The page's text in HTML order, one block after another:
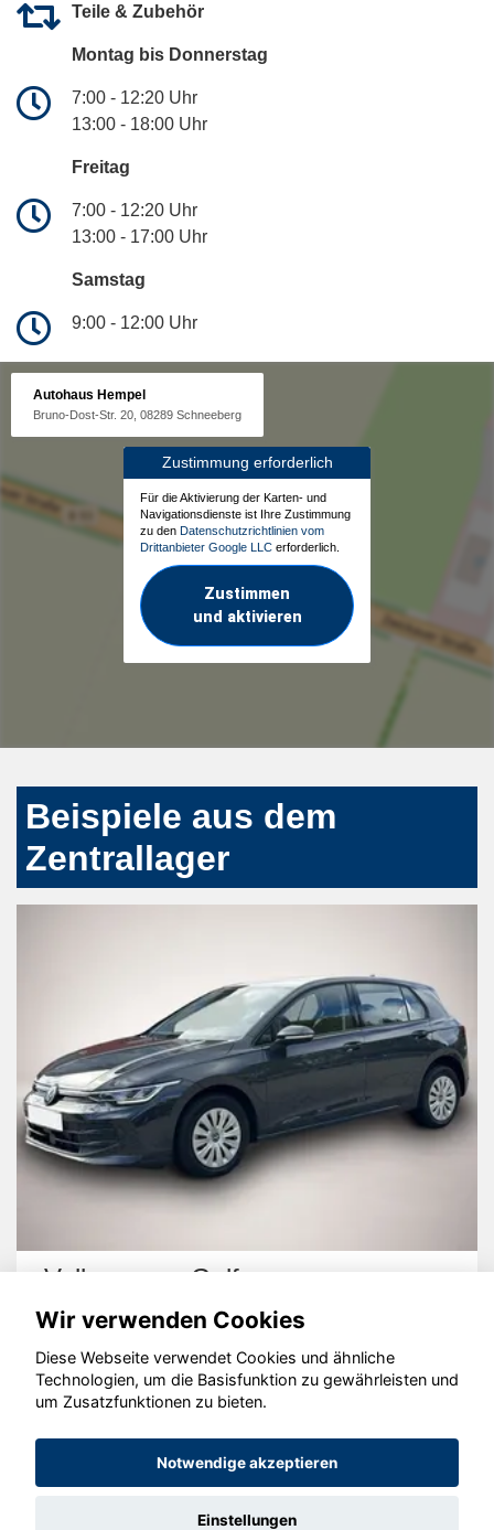
Teile & Zubehör
Montag bis Donnerstag
7:00 - 12:20 Uhr
13:00 - 18:00 Uhr
Freitag
7:00 - 12:20 Uhr
13:00 - 17:00 Uhr
Samstag
9:00 - 12:00 Uhr
Autohaus Hempel
Bruno-Dost-Str. 20, 08289 Schneeberg
Zustimmung erforderlich
Für die Aktivierung der Karten- und
Navigationsdienste ist Ihre Zustimmung
zu den Datenschutzrichtlinien vom
Drittanbieter Google LLC erforderlich.
Zustimmen
und aktivieren
Beispiele aus dem
Zentrallager
Volkswagen Golf
© konjunkturmotor.de GmbH 2020 - 2026
Wir verwenden Cookies
Diese Webseite verwendet Cookies und ähnliche
Technologien, um die Basisfunktion zu gewährleisten und
um Zusatzfunktionen zu bieten.
Notwendige akzeptieren
Einstellungen